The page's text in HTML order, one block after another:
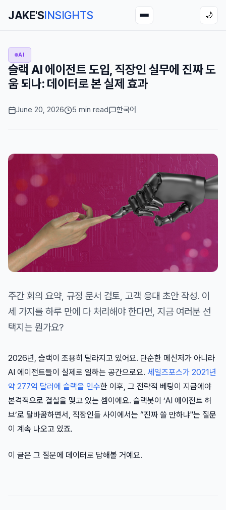
JAKE'SINSIGHTS 🌙
AI
슬랙 AI 에이전트 도입, 직장인 실무에 진짜 도
움 되나: 데이터로 본 실제 효과
June 20, 2026 5 min read 한국어
주간 회의 요약, 규정 문서 검토, 고객 응대 초안 작성. 이
세 가지를 하루 만에 다 처리해야 한다면, 지금 여러분 선
택지는 뭔가요?
2026년, 슬랙이 조용히 달라지고 있어요. 단순한 메신저가 아니라
AI 에이전트들이 실제로 일하는 공간으로요. 세일즈포스가 2021년
약 277억 달러에 슬랙을 인수한 이후, 그 전략적 베팅이 지금에야
본격적으로 결실을 맺고 있는 셈이에요. 슬랙봇이 ‘AI 에이전트 허
브’로 탈바꿈하면서, 직장인들 사이에서는 “진짜 쓸 만하냐"는 질문
이 계속 나오고 있죠.
이 글은 그 질문에 데이터로 답해볼 거예요.